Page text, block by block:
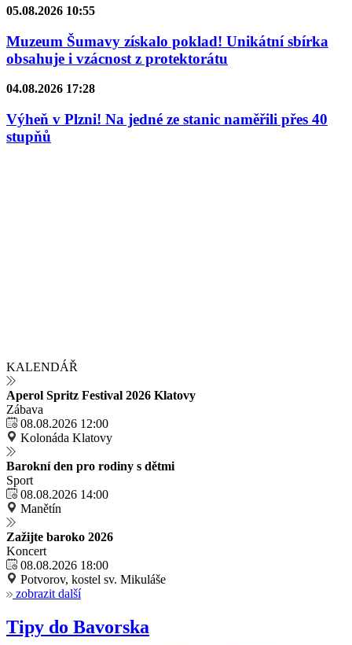
05.08.2026 10:55
Muzeum Šumavy získalo poklad! Unikátní sbírka
obsahuje i vzácnost z protektorátu
04.08.2026 17:28
Výheň v Plzni! Na jedné ze stanic naměřili přes 40
stupňů
KALENDÁŘ
Aperol Spritz Festival 2026 Klatovy
Zábava
08.08.2026 12:00
Kolonáda Klatovy
Barokní den pro rodiny s dětmi
Sport
08.08.2026 14:00
Manětín
Zažijte baroko 2026
Koncert
08.08.2026 18:00
Potvorov, kostel sv. Mikuláše
zobrazit další
Tipy do Bavorska